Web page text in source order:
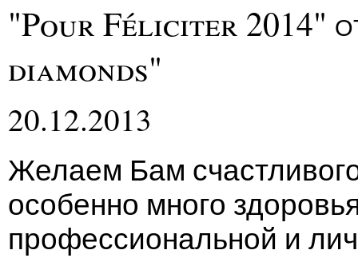
"Pour Féliciter 2014"
diamonds"
20.12.2013
Желаем Бам
особенно много
профессиональной и